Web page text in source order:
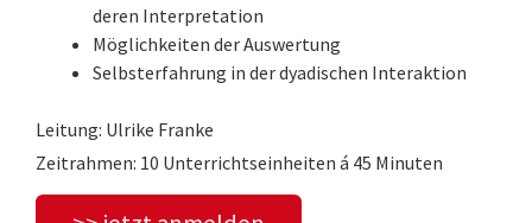
deren Interpretation
Möglichkeiten der Auswertung
Selbsterfahrung in der dyadischen Interaktion
Leitung: Ulrike Franke
Zeitrahmen: 10 Unterrichtseinheiten á 45 Minuten